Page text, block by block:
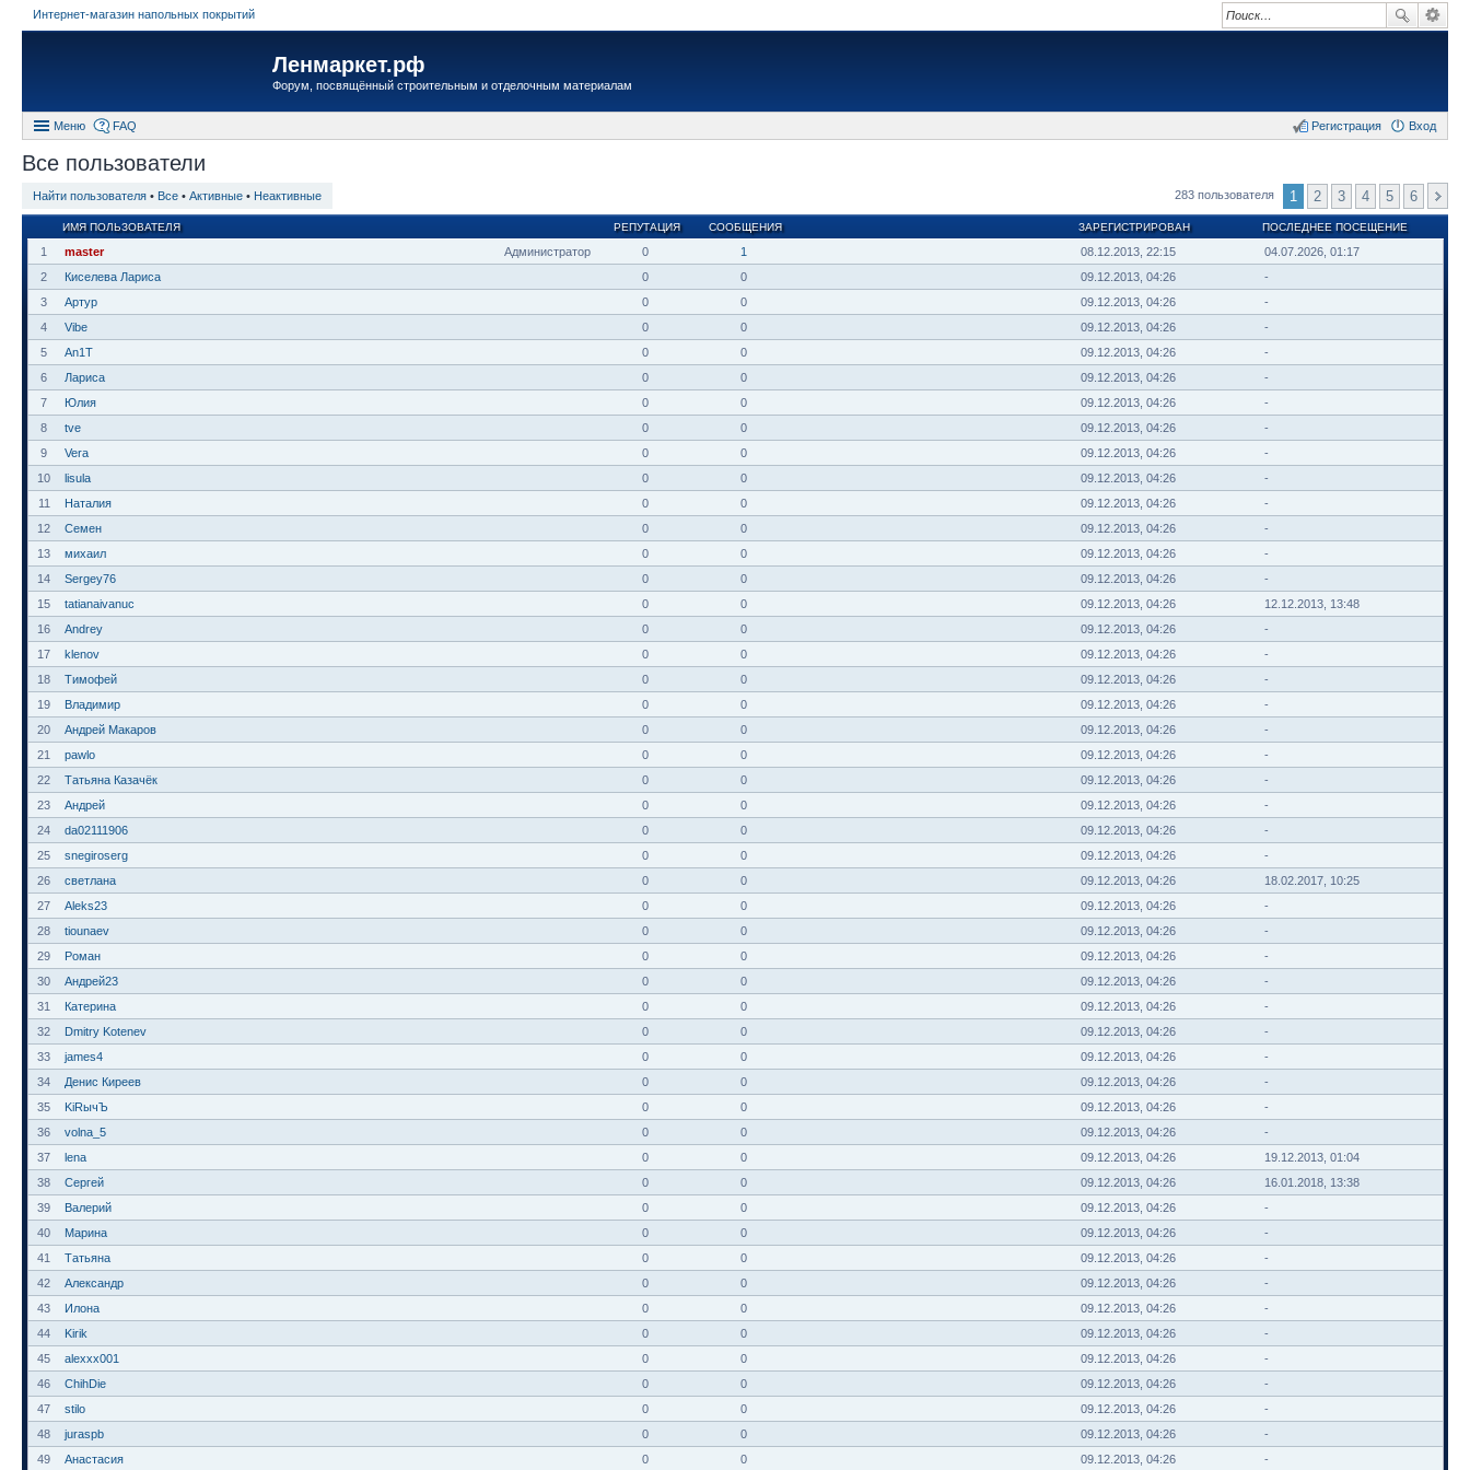
Интернет-магазин напольных покрытий
Ленмаркет.рф
Форум, посвящённый строительным и отделочным материалам
Меню FAQ Вход
Регистрация
Все пользователи
Найти пользователя • Все • Активные • Неактивные 283 пользователя 1 2 3 4 5 6
ИМЯ ПОЛЬЗОВАТЕЛЯ РЕПУТАЦИЯ СООБЩЕНИЯ ЗАРЕГИСТРИРОВАН ПОСЛЕДНЕЕ ПОСЕЩЕНИЕ
1 Администратор
master 0 1 08.12.2013, 22:15
04.07.2026, 01:17
2
Киселева Лариса 0 0 09.12.2013, 04:26
-
3
Артур 0 0 09.12.2013, 04:26
-
4
Vibe 0 0 09.12.2013, 04:26
-
5
An1T 0 0 09.12.2013, 04:26
-
6
Лариса 0 0 09.12.2013, 04:26
-
7
Юлия 0 0 09.12.2013, 04:26
-
8
tve 0 0 09.12.2013, 04:26
-
9
Vera 0 0 09.12.2013, 04:26
-
10
lisula 0 0 09.12.2013, 04:26
-
11
Наталия 0 0 09.12.2013, 04:26
-
12
Семен 0 0 09.12.2013, 04:26
-
13
михаил 0 0 09.12.2013, 04:26
-
14
Sergey76 0 0 09.12.2013, 04:26
-
15
tatianaivanuc 0 0 09.12.2013, 04:26
12.12.2013, 13:48
16
Andrey 0 0 09.12.2013, 04:26
-
17
klenov 0 0 09.12.2013, 04:26
-
18
Тимофей 0 0 09.12.2013, 04:26
-
19
Владимир 0 0 09.12.2013, 04:26
-
20
Андрей Макаров 0 0 09.12.2013, 04:26
-
21
pawlo 0 0 09.12.2013, 04:26
-
22
Татьяна Казачёк 0 0 09.12.2013, 04:26
-
23
Андрей 0 0 09.12.2013, 04:26
-
24
da02111906 0 0 09.12.2013, 04:26
-
25
snegiroserg 0 0 09.12.2013, 04:26
-
26
светлана 0 0 09.12.2013, 04:26
18.02.2017, 10:25
27
Aleks23 0 0 09.12.2013, 04:26
-
28
tiounaev 0 0 09.12.2013, 04:26
-
29
Роман 0 0 09.12.2013, 04:26
-
30
Андрей23 0 0 09.12.2013, 04:26
-
31
Катерина 0 0 09.12.2013, 04:26
-
32
Dmitry Kotenev 0 0 09.12.2013, 04:26
-
33
james4 0 0 09.12.2013, 04:26
-
34
Денис Киреев 0 0 09.12.2013, 04:26
-
35
KiRычЪ 0 0 09.12.2013, 04:26
-
36
volna_5 0 0 09.12.2013, 04:26
-
37
lena 0 0 09.12.2013, 04:26
19.12.2013, 01:04
38
Сергей 0 0 09.12.2013, 04:26
16.01.2018, 13:38
39
Валерий 0 0 09.12.2013, 04:26
-
40
Марина 0 0 09.12.2013, 04:26
-
41
Татьяна 0 0 09.12.2013, 04:26
-
42
Александр 0 0 09.12.2013, 04:26
-
43
Илона 0 0 09.12.2013, 04:26
-
44
Kirik 0 0 09.12.2013, 04:26
-
45
alexxx001 0 0 09.12.2013, 04:26
-
46
ChihDie 0 0 09.12.2013, 04:26
-
47
stilo 0 0 09.12.2013, 04:26
-
48
juraspb 0 0 09.12.2013, 04:26
-
49
Анастасия 0 0 09.12.2013, 04:26 -